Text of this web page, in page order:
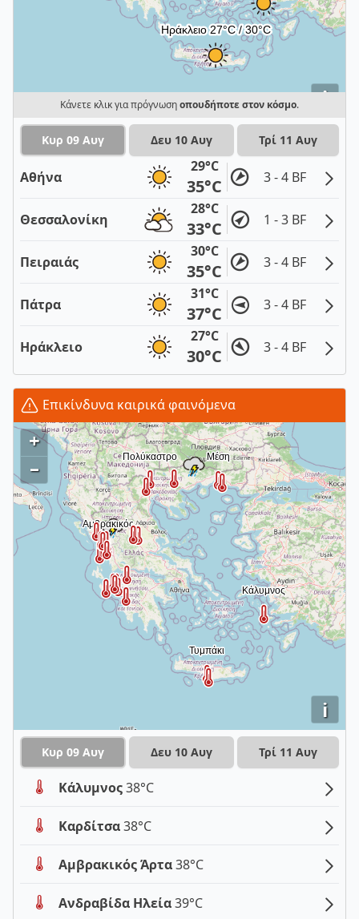
i
Κάνετε κλικ για πρόγνωσηοπουδήποτε στον κόσμο.
Κυρ 09 Αυγ Δευ 10 Αυγ Τρί 11 Αυγ
Αθήνα
29°C
35°C 3 - 4 BF
Θεσσαλονίκη
28°C
33°C 1 - 3 BF
Πειραιάς
30°C
35°C 3 - 4 BF
Πάτρα
31°C
37°C 3 - 4 BF
Ηράκλειο
27°C
30°C 3 - 4 BF
Επικίνδυνα καιρικά φαινόμενα
i
+
–
Κυρ 09 Αυγ Δευ 10 Αυγ Τρί 11 Αυγ
Κάλυμνος38°C
Καρδίτσα38°C
Αμβρακικός Άρτα38°C
Ανδραβίδα Ηλεία39°C